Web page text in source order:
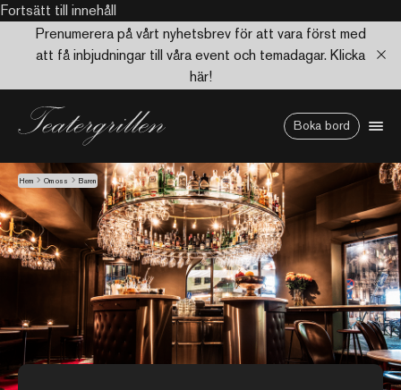
Fortsätt till innehåll
Prenumerera på vårt nyhetsbrev för att vara först med
att få inbjudningar till våra event och temadagar. Klicka
här!
Boka bord
Hem Om oss Baren